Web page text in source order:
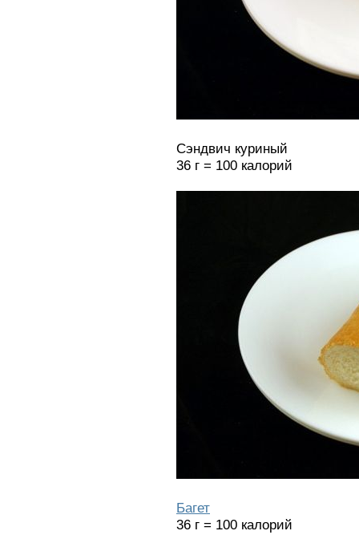
Сэндвич куриный
36 г = 100 калорий
Багет
36 г = 100 калорий